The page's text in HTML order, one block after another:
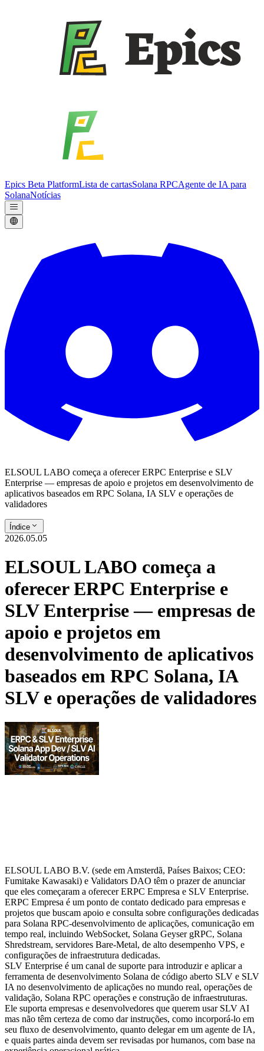
Epics Beta PlatformLista de cartasSolana RPCAgente de IA para
SolanaNotícias
ELSOUL LABO começa a oferecer ERPC Enterprise e SLV
Enterprise — empresas de apoio e projetos em desenvolvimento de
aplicativos baseados em RPC Solana, IA SLV e operações de
validadores
Índice
2026.05.05
ELSOUL LABO começa a
oferecer ERPC Enterprise e
SLV Enterprise — empresas de
apoio e projetos em
desenvolvimento de aplicativos
baseados em RPC Solana, IA
SLV e operações de validadores
ELSOUL LABO B.V. (sede em Amsterdã, Países Baixos; CEO:
Fumitake Kawasaki) e Validators DAO têm o prazer de anunciar
que eles começaram a oferecer ERPC Empresa e SLV Enterprise.
ERPC Empresa é um ponto de contato dedicado para empresas e
projetos que buscam apoio e consulta sobre configurações dedicadas
para Solana RPC-desenvolvimento de aplicações, comunicação em
tempo real, incluindo WebSocket, Solana Geyser gRPC, Solana
Shredstream, servidores Bare-Metal, de alto desempenho VPS, e
configurações de infraestrutura dedicadas.
SLV Enterprise é um canal de suporte para introduzir e aplicar a
ferramenta de desenvolvimento Solana de código aberto SLV e SLV
IA no desenvolvimento de aplicações no mundo real, operações de
validação, Solana RPC operações e construção de infraestruturas.
Ele suporta empresas e desenvolvedores que querem usar SLV AI
mas não têm certeza de como dar instruções, como incorporá-lo em
seu fluxo de desenvolvimento, quanto delegar em um agente de IA,
e quais partes ainda devem ser revisadas por humanos, com base na